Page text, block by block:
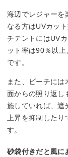
海辺でレジャーを
なる方はUVカッ
チテントにはUV
ット率は90％以
です。
また、ビーチには
面からの照り返し
施していれば、遮
上昇を抑制したり
す。
砂袋付きだと風に